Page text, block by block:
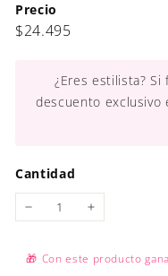
Precio
Precio
$24.495$24.495
¿Eres estilista? Si
descuento exclusivo
Cantidad
+
🎁 Con este producto